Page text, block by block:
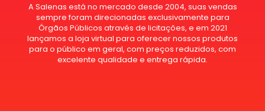
A Salenas está no mercado desde 2004, suas vendas
sempre foram direcionadas exclusivamente para
Órgãos Públicos através de licitações, e em 2021
lançamos a loja virtual para oferecer nossos produtos
para o público em geral, com preços reduzidos, com
excelente qualidade e entrega rápida.